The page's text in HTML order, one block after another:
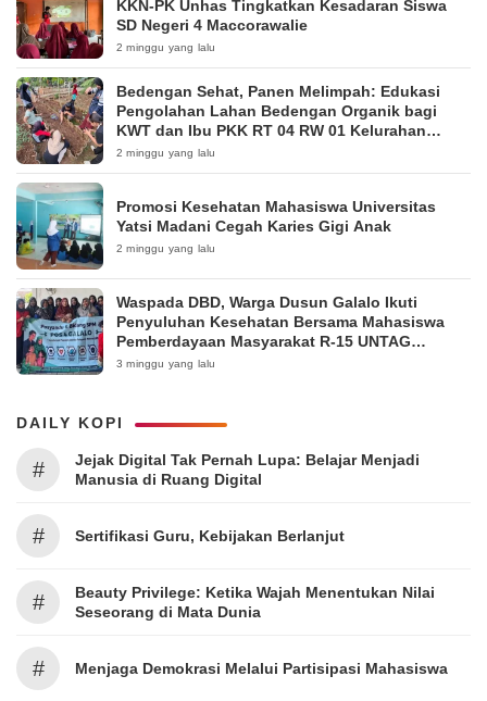
KKN-PK Unhas Tingkatkan Kesadaran Siswa
SD Negeri 4 Maccorawalie
2 minggu yang lalu
Bedengan Sehat, Panen Melimpah: Edukasi
Pengolahan Lahan Bedengan Organik bagi
KWT dan Ibu PKK RT 04 RW 01 Kelurahan
Pakintelan
2 minggu yang lalu
Promosi Kesehatan Mahasiswa Universitas
Yatsi Madani Cegah Karies Gigi Anak
2 minggu yang lalu
Waspada DBD, Warga Dusun Galalo Ikuti
Penyuluhan Kesehatan Bersama Mahasiswa
Pemberdayaan Masyarakat R-15 UNTAG
Surabaya 2026
3 minggu yang lalu
DAILY KOPI
#
Jejak Digital Tak Pernah Lupa: Belajar Menjadi
Manusia di Ruang Digital
# Sertifikasi Guru, Kebijakan Berlanjut
#
Beauty Privilege: Ketika Wajah Menentukan Nilai
Seseorang di Mata Dunia
# Menjaga Demokrasi Melalui Partisipasi Mahasiswa